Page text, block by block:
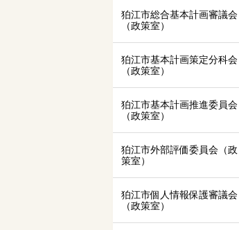
狛江市総合基本計画審議会
（政策室）
狛江市基本計画策定分科会
（政策室）
狛江市基本計画推進委員会
（政策室）
狛江市外部評価委員会（政
策室）
狛江市個人情報保護審議会
（政策室）